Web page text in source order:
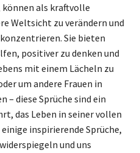
können als kraftvolle
Weltsicht zu verändern und
Sie bieten
positiver zu denken und
mit einem Lächeln zu
um andere Frauen in
– diese Sprüche sind ein
das Leben in seiner vollen
inspirierende Sprüche,
und uns